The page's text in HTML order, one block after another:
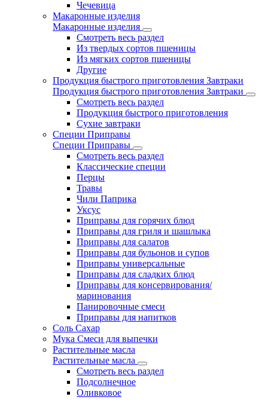
Чечевица
Макаронные изделия
Макаронные изделия
Смотреть весь раздел
Из твердых сортов пшеницы
Из мягких сортов пшеницы
Другие
Продукция быстрого приготовления Завтраки
Продукция быстрого приготовления Завтраки
Смотреть весь раздел
Продукция быстрого приготовления
Сухие завтраки
Специи Приправы
Специи Приправы
Смотреть весь раздел
Классические специи
Перцы
Травы
Чили Паприка
Уксус
Приправы для горячих блюд
Приправы для гриля и шашлыка
Приправы для салатов
Приправы для бульонов и супов
Приправы универсальные
Приправы для сладких блюд
Приправы для консервирования/
маринования
Панировочные смеси
Приправы для напитков
Соль Сахар
Мука Смеси для выпечки
Растительные масла
Растительные масла
Смотреть весь раздел
Подсолнечное
Оливковое